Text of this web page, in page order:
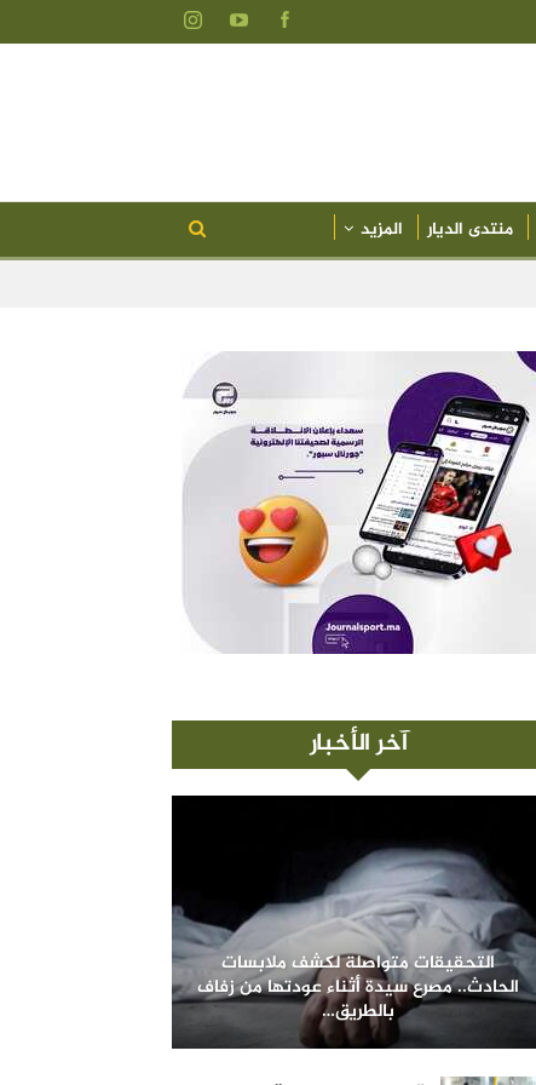
منتدى الديار المزيد
آخر الأخبار
التحقيقات متواصلة لكشف ملابسات
الحادث.. مصرع سيدة أثناء عودتها من زفاف
بالطريق…